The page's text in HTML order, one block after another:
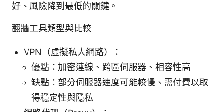
好、風險降到最低的關鍵。
翻牆工具類型與比較
VPN（虛擬私人網路）：
優點：加密連線、跨區伺服器、相容性高
缺點：部分伺服器速度可能較慢、需付費以取
得穩定性與隱私